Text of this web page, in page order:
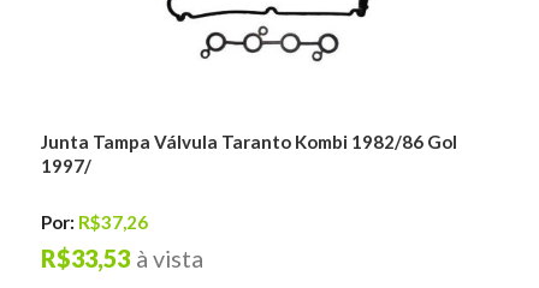
Junta Tampa Válvula Taranto Kombi 1982/86 Gol
1997/
Por: R$37,26
à vista
R$33,53